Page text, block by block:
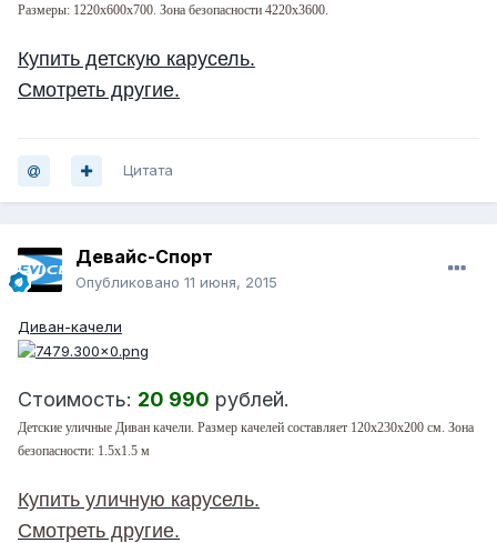
Размеры: 1220х600х700. Зона безопасности 4220х3600.
Купить детскую карусель.
Смотреть другие.
Цитата
Девайс-Спорт
Опубликовано 11 июня, 2015
Диван-качели
Стоимость: 20 990 рублей.
Детские уличные Диван качели. Размер качелей составляет 120х230х200 см. Зона
безопасности: 1.5x1.5 м
Купить уличную карусель.
Смотреть другие.